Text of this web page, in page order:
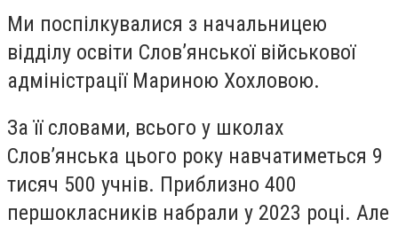
Ми поспілкувалися з начальницею
відділу освіти Слов’янської військової
адміністрації Мариною Хохловою.
За її словами, всього у школах
Слов’янська цього року навчатиметься 9
тисяч 500 учнів. Приблизно 400
першокласників набрали у 2023 році. Але